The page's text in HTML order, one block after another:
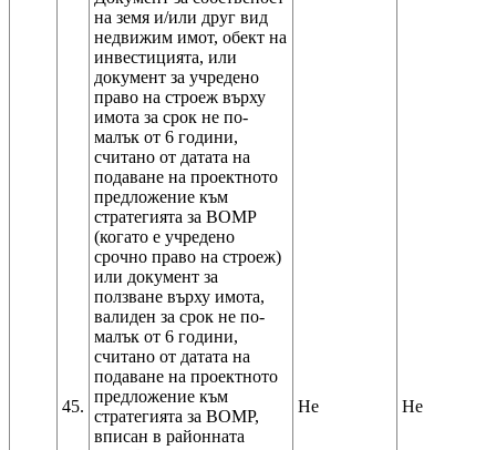
45.
на земя и/или друг вид
недвижим имот, обект на
инвестицията, или
документ за учредено
право на строеж върху
имота за срок не по-
малък от 6 години,
считано от датата на
подаване на проектното
предложение към
стратегията за ВОМР
(когато е учредено
срочно право на строеж)
или документ за
ползване върху имота,
валиден за срок не по-
малък от 6 години,
считано от датата на
подаване на проектното
предложение към
стратегията за ВОМР,
вписан в районната
Не Не